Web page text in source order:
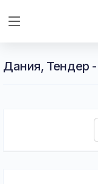
Дания, Тендер